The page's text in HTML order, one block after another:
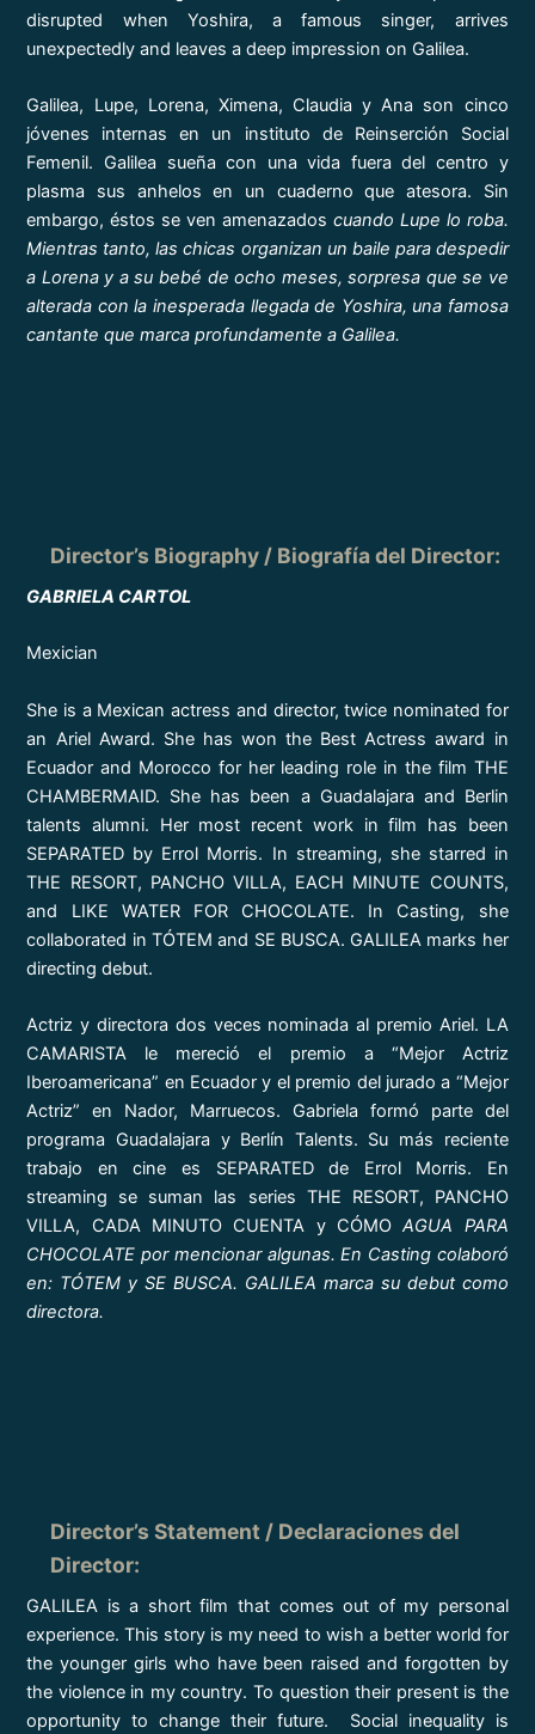
disrupted when Yoshira, a famous singer, arrives
unexpectedly and leaves a deep impression on Galilea.
Galilea, Lupe, Lorena, Ximena, Claudia y Ana son cinco
jóvenes internas en un instituto de Reinserción Social
Femenil. Galilea sueña con una vida fuera del centro y
plasma sus anhelos en un cuaderno que atesora. Sin
embargo, éstos se ven amenazados cuando Lupe lo roba.
Mientras tanto, las chicas organizan un baile para despedir
a Lorena y a su bebé de ocho meses, sorpresa que se ve
alterada con la inesperada llegada de Yoshira, una famosa
cantante que marca profundamente a Galilea.
Director’s Biography / Biografía del Director:
GABRIELA CARTOL
Mexician
She is a Mexican actress and director, twice nominated for
an Ariel Award. She has won the Best Actress award in
Ecuador and Morocco for her leading role in the film THE
CHAMBERMAID. She has been a Guadalajara and Berlin
talents alumni. Her most recent work in film has been
SEPARATED by Errol Morris. In streaming, she starred in
THE RESORT, PANCHO VILLA, EACH MINUTE COUNTS,
and LIKE WATER FOR CHOCOLATE. In Casting, she
collaborated in TÓTEM and SE BUSCA. GALILEA marks her
directing debut.
Actriz y directora dos veces nominada al premio Ariel. LA
CAMARISTA le mereció el premio a “Mejor Actriz
Iberoamericana” en Ecuador y el premio del jurado a “Mejor
Actriz” en Nador, Marruecos. Gabriela formó parte del
programa Guadalajara y Berlín Talents. Su más reciente
trabajo en cine es SEPARATED de Errol Morris. En
streaming se suman las series THE RESORT, PANCHO
VILLA, CADA MINUTO CUENTA y CÓMOAGUA PARA
CHOCOLATE por mencionar algunas. En Casting colaboró
en: TÓTEM y SE BUSCA. GALILEA marca su debut como
directora.
Director’s Statement / Declaraciones del
Director:
GALILEA is a short film that comes out of my personal
experience. This story is my need to wish a better world for
the younger girls who have been raised and forgotten by
the violence in my country. To question their present is the
opportunity to change their future. Social inequality is